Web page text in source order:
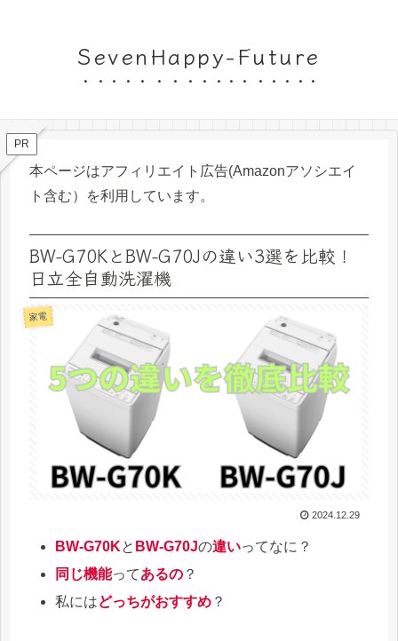
SevenHappy-Future
PR
本ページはアフィリエイト広告(Amazonアソシエイ
ト含む）を利用しています。
BW-G70KとBW-G70Jの違い3選を比較！
日立全自動洗濯機
家電
2024.12.29
BW-G70Kと BW-G70Jの違いってなに？
同じ機能ってあるの ？
私にはどっちがおすすめ ？